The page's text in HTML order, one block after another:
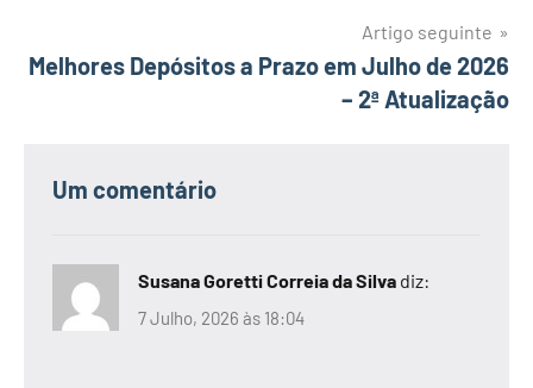
Artigo seguinte
Melhores Depósitos a Prazo em Julho de 2026
– 2ª Atualização
Um comentário
Susana Goretti Correia da Silva diz:
7 Julho, 2026 às 18:04